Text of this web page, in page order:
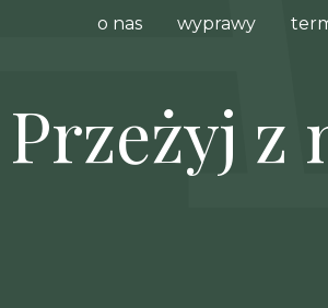
o nas wyprawy
Przeżyj z